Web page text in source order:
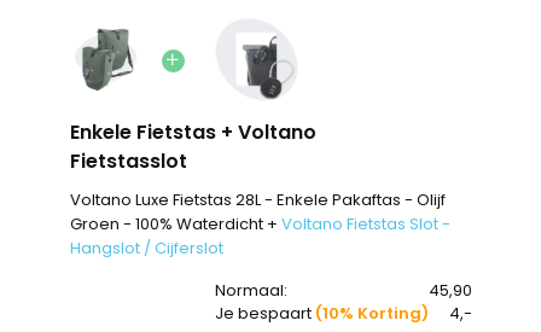
Enkele Fietstas + Voltano
Fietstasslot
Voltano Luxe Fietstas 28L - Enkele Pakaftas - Olijf
Groen - 100% Waterdicht + Voltano Fietstas Slot -
Hangslot / Cijferslot
Normaal:
45,90
Je bespaart (10% Korting) 4,-